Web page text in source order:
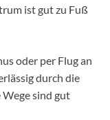
ist gut zu Fuß
oder per Flug an
durch die
sind gut